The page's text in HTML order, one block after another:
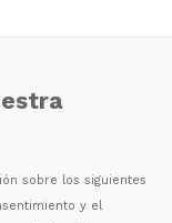
ón sobre los siguientes
y el